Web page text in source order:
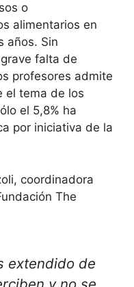
o
alimentarios en
años. Sin
falta de
profesores admite
el tema de los
el 5,8% ha
por iniciativa de la
coordinadora
The
extendido de